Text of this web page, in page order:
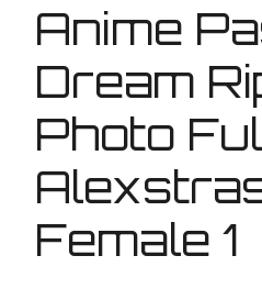
Anime
Dream
Photo
Female 1